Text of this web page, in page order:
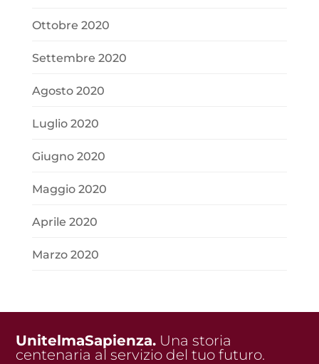
Ottobre 2020
Settembre 2020
Agosto 2020
Luglio 2020
Giugno 2020
Maggio 2020
Aprile 2020
Marzo 2020
UnitelmaSapienza. Una storia
centenaria al servizio del tuo futuro.